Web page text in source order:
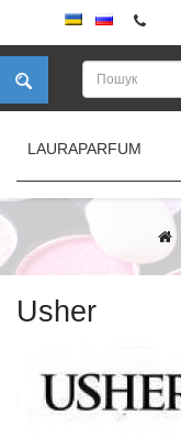
LAURAPARFUM
Usher